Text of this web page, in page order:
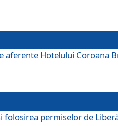
Hotelului Coroana
permiselor de